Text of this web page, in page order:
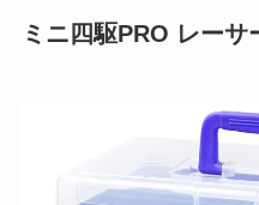
ミニ四駆PRO レーサ